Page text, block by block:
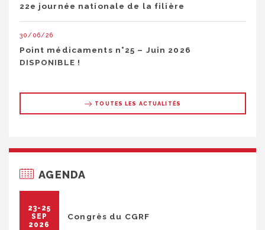
22e journée nationale de la filière
30/06/26
Point médicaments n°25 – Juin 2026
DISPONIBLE !
TOUTES LES ACTUALITÉS
AGENDA
23-25
SEP
2026
Congrès du CGRF